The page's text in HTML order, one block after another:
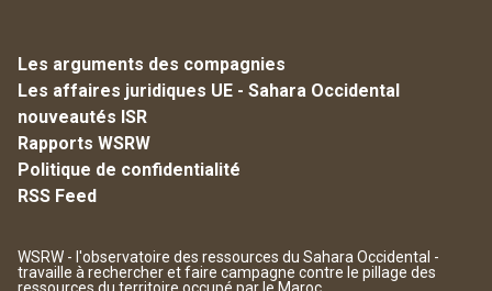
Les arguments des compagnies
Les affaires juridiques UE - Sahara Occidental
nouveautés ISR
Rapports WSRW
Politique de confidentialité
RSS Feed
WSRW - l'observatoire des ressources du Sahara Occidental -
travaille à rechercher et faire campagne contre le pillage des
ressources du territoire occupé par le Maroc.